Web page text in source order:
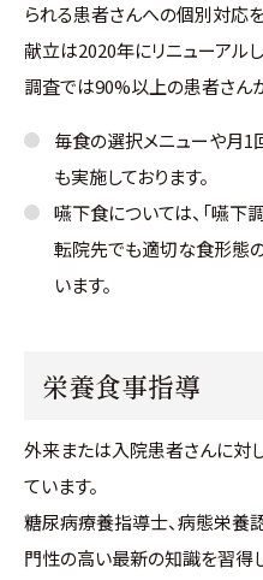
られる患者さんへの個別対応を
献立は2020年にリニューアル
調査では90%以上の患者さん
毎食の選択メニューや月
も実施しております。
嚥下食については、「嚥下
転院先でも適切な食形態
います。
栄養食事指導
外来または入院患者さんに対
ています。
糖尿病療養指導士、病態栄養
門性の高い最新の知識を習得